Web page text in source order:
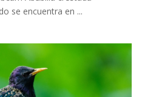
se encuentra en ...